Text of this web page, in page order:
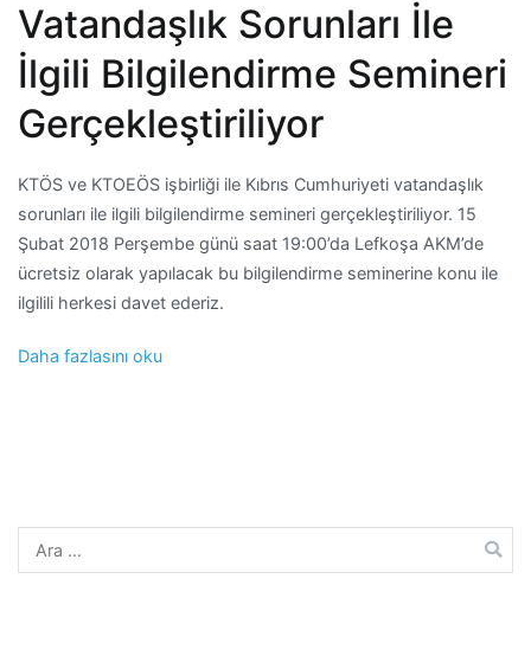
Vatandaşlık Sorunları İle
İlgili Bilgilendirme Semineri
Gerçekleştiriliyor
KTÖS ve KTOEÖS işbirliği ile Kıbrıs Cumhuriyeti vatandaşlık
sorunları ile ilgili bilgilendirme semineri gerçekleştiriliyor. 15
Şubat 2018 Perşembe günü saat 19:00’da Lefkoşa AKM’de
ücretsiz olarak yapılacak bu bilgilendirme seminerine konu ile
ilgilili herkesi davet ederiz.
Daha fazlasını oku
Arama: